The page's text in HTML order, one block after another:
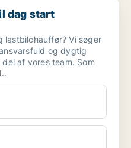
dag start
lastbilchauffør? Vi søger
og dygtig
af vores team. Som